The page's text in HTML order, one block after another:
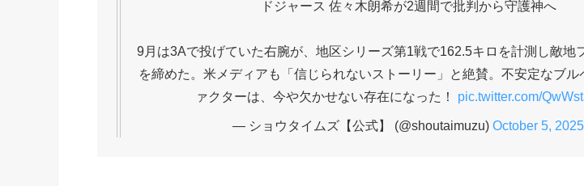
ドジャース 佐々木朗希が2週間で批判から守護神へ
9月は3Aで投げていた右腕が、地区シリーズ第1戦で162.5キロを計測し敵地
を締めた。米メディアも「信じられないストーリー」と絶賛。不安定なブル
ァクターは、今や欠かせない存在になった！ pic.twitter.com/
— ショウタイムズ【公式】 (@shoutaimuzu) October 5, 2025